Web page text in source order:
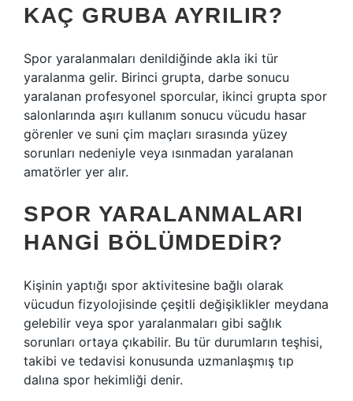
KAÇ GRUBA AYRILIR?
Spor yaralanmaları denildiğinde akla iki tür
yaralanma gelir. Birinci grupta, darbe sonucu
yaralanan profesyonel sporcular, ikinci grupta spor
salonlarında aşırı kullanım sonucu vücudu hasar
görenler ve suni çim maçları sırasında yüzey
sorunları nedeniyle veya ısınmadan yaralanan
amatörler yer alır.
SPOR YARALANMALARI
HANGI BÖLÜMDEDIR?
Kişinin yaptığı spor aktivitesine bağlı olarak
vücudun fizyolojisinde çeşitli değişiklikler meydana
gelebilir veya spor yaralanmaları gibi sağlık
sorunları ortaya çıkabilir. Bu tür durumların teşhisi,
takibi ve tedavisi konusunda uzmanlaşmış tıp
dalına spor hekimliği denir.